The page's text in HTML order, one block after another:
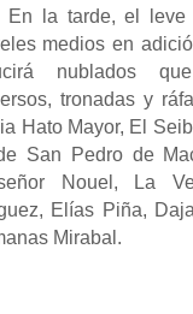
En la tarde, el leve
medios en
nublados
tronadas y
Hato Mayor, El
San Pedro de
Nouel, La
Elías Piña,
Mirabal.